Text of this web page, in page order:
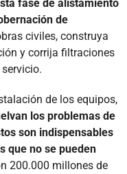
fase de alistamiento
de
civiles, construya
y corrija filtraciones
de los equipos,
los problemas de
son indispensables
que no se pueden
200.000 millones de